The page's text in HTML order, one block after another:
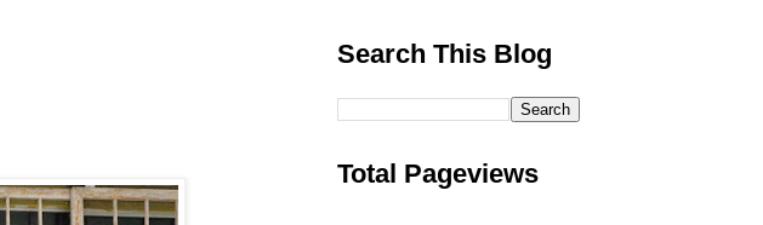
Search This Blog
Total Pageviews